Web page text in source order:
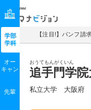
マナビジョ
【注目!】パンフ請
おうてもんがくいん
追手門学
私立大学 大阪府
学部
学科
オー
キャン
先輩